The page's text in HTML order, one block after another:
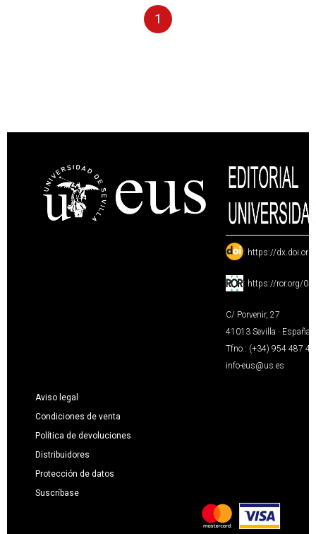
1
: https://
: https://ror.org/
C/ Porvenir, 27
41013 Sevilla · España
Tfno.: (+34) 954 487
info-eus@us.es
Aviso legal
Condiciones de venta
Política de devoluciones
Distribuidores
Protección de datos
Suscríbase